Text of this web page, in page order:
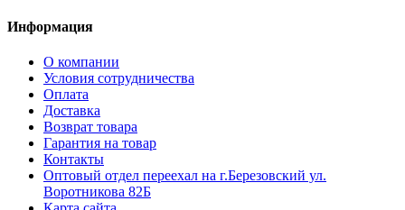
Информация
О компании
Условия сотрудничества
Оплата
Доставка
Возврат товара
Гарантия на товар
Контакты
Оптовый отдел переехал на г.Березовский ул.
Воротникова 82Б